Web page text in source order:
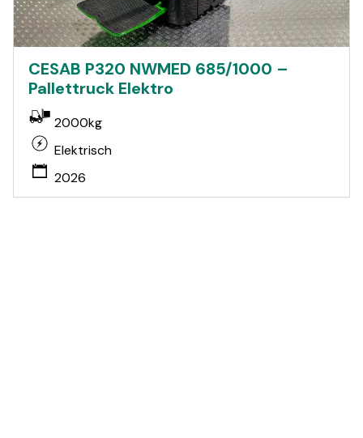
CESAB P320 NWMED 685/1000 –
Pallettruck Elektro
2000kg
Elektrisch
2026